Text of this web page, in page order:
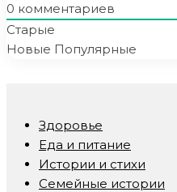
0 комментариев
Старые
Новые Популярные
Здоровье
Еда и питание
Истории и стихи
Семейные истории